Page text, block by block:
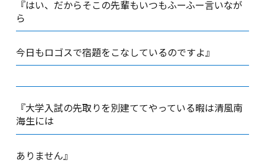
『はい、だからそこの先輩もいつもふーふー言いなが
ら
今日もロゴスで宿題をこなしているのですよ』
『大学入試の先取りを別建ててやっている暇は清風南
海生には
ありません』